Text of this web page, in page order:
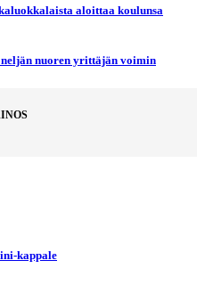
aloittaa koulunsa
nuoren yrittäjän voimin